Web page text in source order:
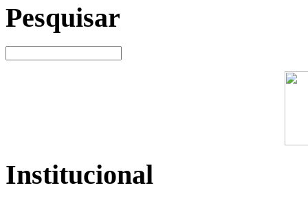
Pesquisar
Institucional